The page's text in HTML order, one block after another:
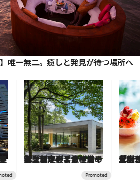
】唯一無二。癒しと発見が待つ場所へ
2026.7.24
【夏限定ディナーコース】旬を迎える稚鮎や花ズッキーニなどをイタリア・トスカーナの郷土料理の手法で満喫！ 「土佐和ハーブかき氷」がOMO7